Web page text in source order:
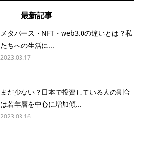
最新記事
メタバース・NFT・web3.0の違いとは？私
たちへの生活に...
2023.03.17
まだ少ない？日本で投資している人の割合
は若年層を中心に増加傾...
2023.03.16